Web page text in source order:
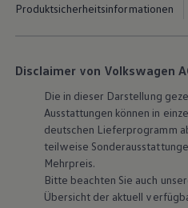
Produktsicherheitsinformationen
Disclaimer von Volkswagen
Die in dieser Darstellung
Ausstattungen können in
deutschen Lieferprogramm
teilweise
Mehrpreis.
Bitte beachten Sie auch
Übersicht der aktuell